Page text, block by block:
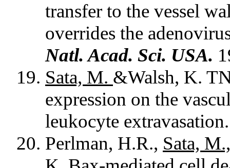
transfer to the vessel
overrides the
Natl. Acad. Sci. USA.
Sata, M. &Walsh, K.
expression on the
leukocyte
Perlman, H.R., Sata, M.,